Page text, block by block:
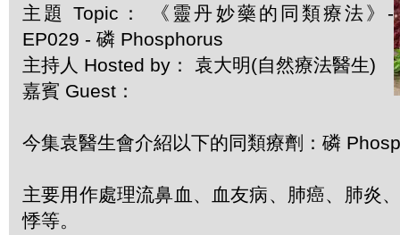
主題 Topic： 《靈丹妙藥的同類療法》-
EP029 - 磷 Phosphorus
主持人 Hosted by： 袁大明(自然療法醫生)
嘉賓 Guest：
今集袁醫生會介紹以下的同類療劑：磷
主要用作處理流鼻血、血友病、肺癌、肺炎
悸等。